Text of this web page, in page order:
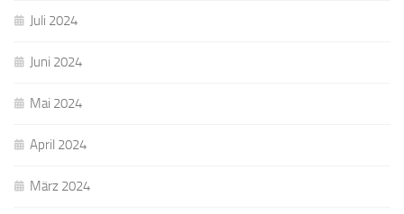
Juli 2024
Juni 2024
Mai 2024
April 2024
März 2024